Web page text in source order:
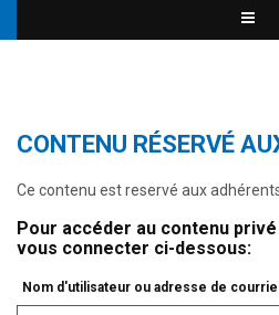
CONTENU RÉSERVÉ
Ce contenu est reservé aux adhérents
Pour accéder au contenu
vous connecter ci-dessous:
Nom d'utilisateur ou adresse de courriel